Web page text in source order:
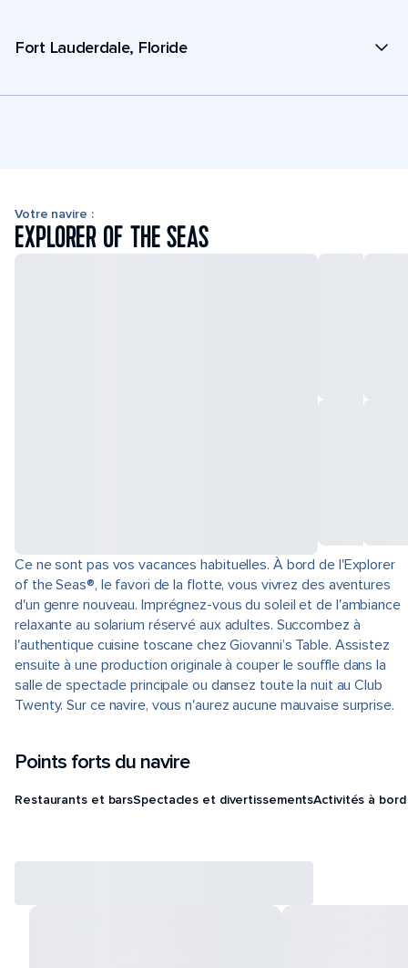
Fort Lauderdale, Floride
Votre navire :
EXPLORER OF THE SEAS
Ce ne sont pas vos vacances habituelles. À bord de l'Explorer
of the Seas®, le favori de la flotte, vous vivrez des aventures
d'un genre nouveau. Imprégnez-vous du soleil et de l'ambiance
relaxante au solarium réservé aux adultes. Succombez à
l'authentique cuisine toscane chez Giovanni’s Table. Assistez
ensuite à une production originale à couper le souffle dans la
salle de spectacle principale ou dansez toute la nuit au Club
Twenty. Sur ce navire, vous n'aurez aucune mauvaise surprise.
Points forts du navire
Restaurants et barsSpectacles et divertissementsActivités à bord